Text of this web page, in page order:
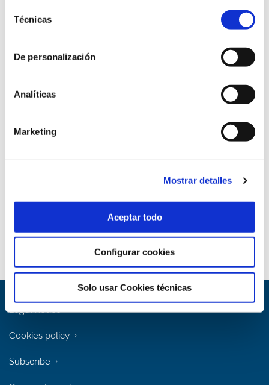
Técnicas
De personalización
Analíticas
Marketing
Mostrar detalles
Aceptar todo
Configurar cookies
Solo usar Cookies técnicas
generation of electricity: impacts and implementation”
seminar, held in Santiago de Compostela on 8 October
2019 by: Pablo Frías, Juan Bogas, Jorge Hidalgo, Franc
Comino, José Antonio de Lama and Lucienne Krosse.
Presentations
Topic
Legal notice
Cookies policy
Subscribe